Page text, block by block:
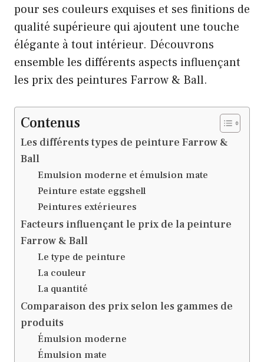
pour ses couleurs exquises et ses finitions de
qualité supérieure qui ajoutent une touche
élégante à tout intérieur. Découvrons
ensemble les différents aspects influençant
les prix des peintures Farrow & Ball.
Contenus
Les différents types de peinture Farrow &
Ball
Emulsion moderne et émulsion mate
Peinture estate eggshell
Peintures extérieures
Facteurs influençant le prix de la peinture
Farrow & Ball
Le type de peinture
La couleur
La quantité
Comparaison des prix selon les gammes de
produits
Émulsion moderne
Émulsion mate